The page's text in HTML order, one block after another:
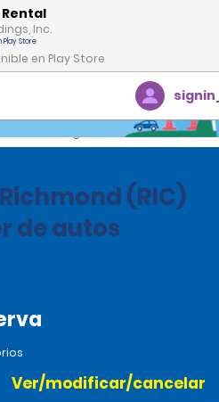
Inc.
en Play Store
(RIC)
de autos
Ver/modificar/cancelar